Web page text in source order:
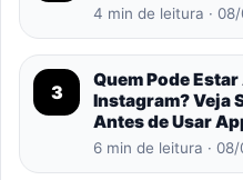
4 min de leitura ·
3
Quem Pode
Instagram? Veja
Antes de Usar
6 min de leitura ·